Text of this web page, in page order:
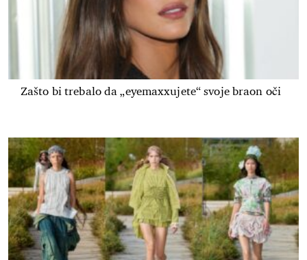
Zašto bi trebalo da „eyemaxxujete“ svoje braon oči